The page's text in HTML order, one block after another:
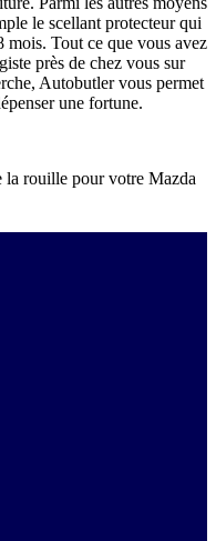
le scellant protecteur qui
mois. Tout ce que vous avez
près de chez vous sur
Autobutler vous permet
une fortune.
la rouille pour votre Mazda